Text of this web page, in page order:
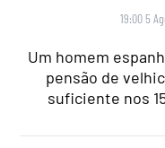
19:00 5
Um homem
pensão de
suficiente nos